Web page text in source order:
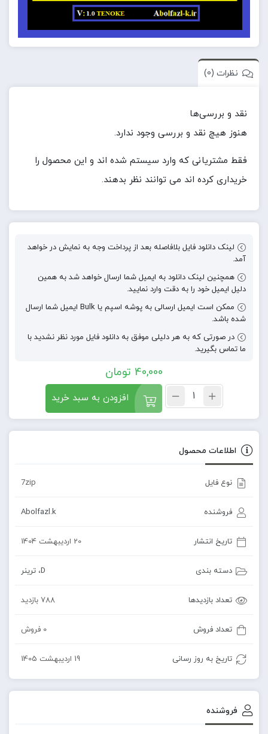
نظرات (0)
نقد و بررسی‌ها
هنوز هیچ نقد و بررسی وجود ندارد.
فقط مشتریانی که وارد سیستم شده اند و این محصول را
خریداری کرده اند می توانند نظر بدهند.
لینک دانلود فایل بلافاصله بعد از پرداخت وجه به نمایش در خواهد
آمد.
همچنین لینک دانلود به ایمیل شما ارسال خواهد شد به همین
دلیل ایمیل خود را به دقت وارد نمایید.
ممکن است ایمیل ارسالی به پوشه اسپم یا Bulk ایمیل شما ارسال
شده باشد.
در صورتی که به هر دلیلی موفق به دانلود فایل مورد نظر نشدید با
ما تماس بگیرید.
40,000 تومان
افزودن به سبد خرید
اطلاعات محصول
نوع فایل 7zip
فروشنده Abolfazl.k
تاریخ انتشار 20 اردیبهشت 1404
دسته بندی D، ترینر
تعداد بازدیدها 788 بازدید
تعداد فروش 0 فروش
تاریخ به روز رسانی 19 اردیبهشت 1405
فروشنده